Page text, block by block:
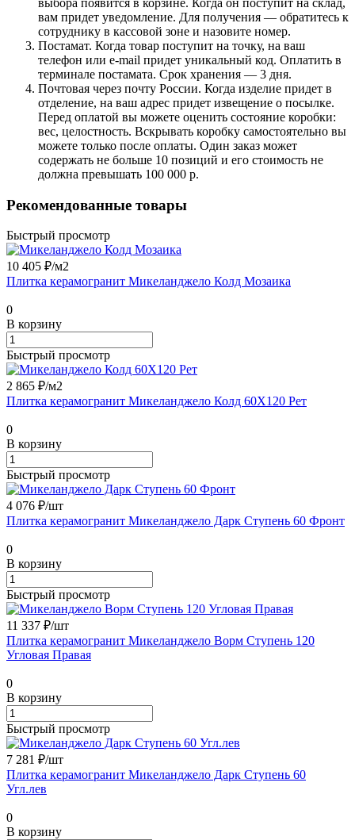
вам придет уведомление. Для получения — обратитесь к
сотруднику в кассовой зоне и назовите номер.
Постамат. Когда товар поступит на точку, на ваш
телефон или e-mail придет уникальный код. Оплатить в
терминале постамата. Срок хранения — 3 дня.
Почтовая через почту России. Когда изделие придет в
отделение, на ваш адрес придет извещение о посылке.
Перед оплатой вы можете оценить состояние коробки:
вес, целостность. Вскрывать коробку самостоятельно вы
можете только после оплаты. Один заказ может
содержать не больше 10 позиций и его стоимость не
должна превышать 100 000 р.
Рекомендованные товары
Быстрый просмотр
10 405 ₽/м2
Плитка керамогранит Микеланджело Колд Мозаика
0
В корзину
Быстрый просмотр
2 865 ₽/м2
Плитка керамогранит Микеланджело Колд 60X120 Рет
0
В корзину
Быстрый просмотр
4 076 ₽/шт
Плитка керамогранит Микеланджело Дарк Ступень 60 Фронт
0
В корзину
Быстрый просмотр
11 337 ₽/шт
Плитка керамогранит Микеланджело Ворм Ступень 120
Угловая Правая
0
В корзину
Быстрый просмотр
7 281 ₽/шт
Плитка керамогранит Микеланджело Дарк Ступень 60
Угл.лев
0
В корзину